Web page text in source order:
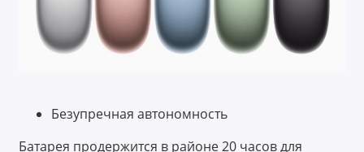
Безупречная автономность
Батарея продержится в районе 20 часов для